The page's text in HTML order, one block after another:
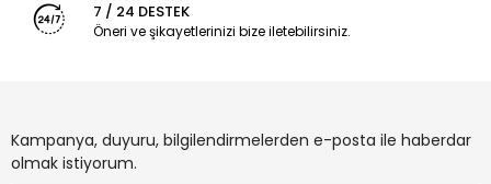
7 / 24 DESTEK
Öneri ve şikayetlerinizi bize iletebilirsiniz.
Kampanya, duyuru, bilgilendirmelerden e-posta ile haberdar
olmak istiyorum.